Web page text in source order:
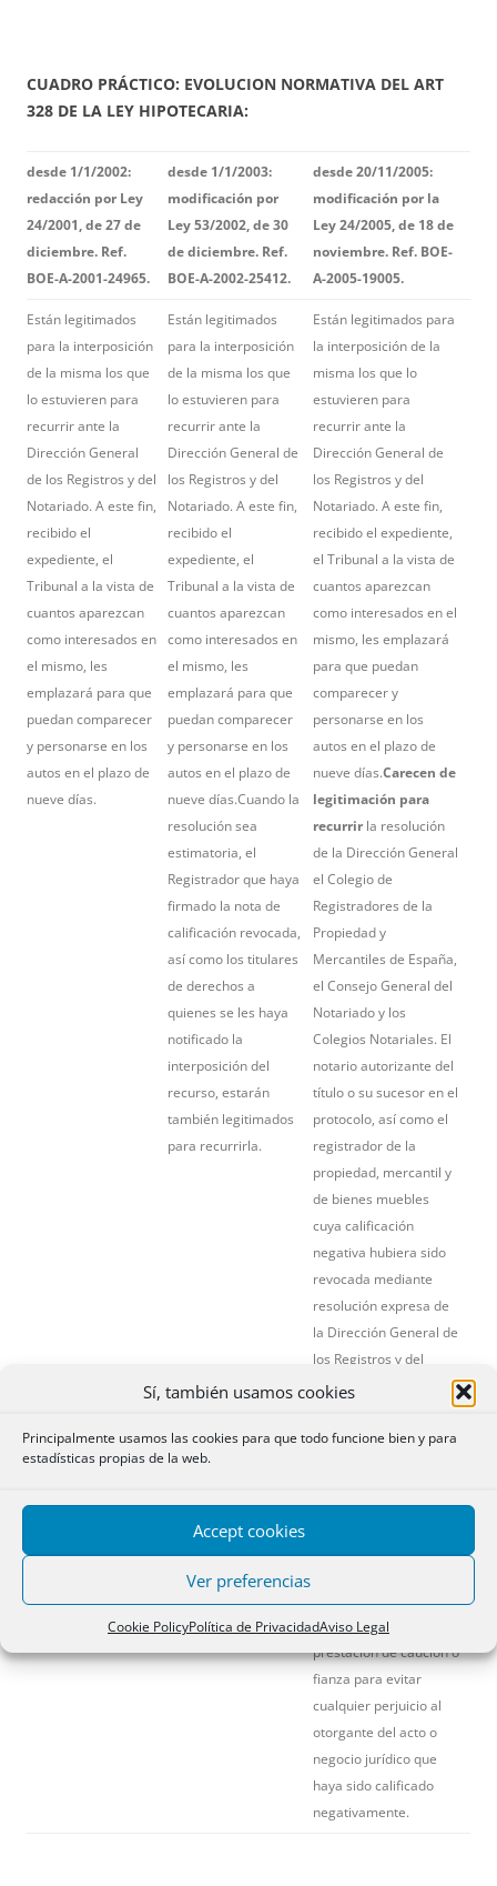
Sí, también usamos cookies
Principalmente usamos las cookies para que todo funcione bien y para
estadísticas propias de la web.
Accept cookies
Ver preferencias
Cookie PolicyPolítica de PrivacidadAviso Legal
CUADRO PRÁCTICO: EVOLUCION NORMATIVA DEL ART
328 DE LA LEY HIPOTECARIA:
desde 1/1/2002:
redacción por Ley
24/2001, de 27 de
diciembre. Ref.
BOE-A-2001-24965.
desde 1/1/2003:
modificación por
Ley 53/2002, de 30
de diciembre. Ref.
BOE-A-2002-25412.
desde20/11/2005:
modificación por la
Ley 24/2005, de 18 de
noviembre. Ref. BOE-
A-2005-19005.
Están legitimados
para la interposición
de la misma los que
lo estuvieren para
recurrir ante la
Dirección General
de los Registros y del
Notariado. A este fin,
recibido el
expediente, el
Tribunal a la vista de
cuantos aparezcan
como interesados en
el mismo, les
emplazará para que
puedan comparecer
y personarse en los
autos en el plazo de
nueve días.
Están legitimados
para la interposición
de la misma los que
lo estuvieren para
recurrir ante la
Dirección General de
los Registros y del
Notariado. A este fin,
recibido el
expediente, el
Tribunal a la vista de
cuantos aparezcan
como interesados en
el mismo, les
emplazará para que
puedan comparecer
y personarse en los
autos en el plazo de
nueve días.Cuando la
resolución sea
estimatoria, el
Registrador que haya
firmado la nota de
calificación revocada,
así como los titulares
de derechos a
quienes se les haya
notificado la
interposición del
recurso, estarán
también legitimados
para recurrirla.
Están legitimados para
la interposición de la
misma los que lo
estuvieren para
recurrir ante la
Dirección General de
los Registros y del
Notariado. A este fin,
recibido el expediente,
el Tribunal a la vista de
cuantos aparezcan
como interesados en el
mismo, les emplazará
para que puedan
comparecer y
personarse en los
autos en el plazo de
nueve días.Carecen de
legitimación para
recurrir la resolución
de la Dirección General
el Colegio de
Registradores de la
Propiedad y
Mercantiles de España,
el Consejo General del
Notariado y los
Colegios Notariales. El
notario autorizante del
título o su sucesor en el
protocolo, así como el
registrador de la
propiedad, mercantil y
de bienes muebles
cuya calificación
negativa hubiera sido
revocada mediante
resolución expresa de
la Dirección General de
los Registros y del
Notariado podrán
de éstacuando la
podrá exigir al
recurrente la
prestación de caución o
fianza para evitar
cualquier perjuicio al
otorgante del acto o
negocio jurídico que
haya sido calificado
negativamente.